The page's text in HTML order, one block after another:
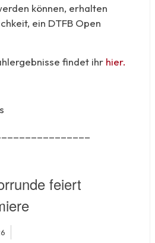
können, erhalten
ein DTFB Open
findet ihr hier.
feiert